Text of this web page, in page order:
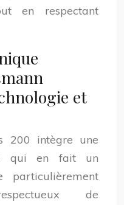
en respectant
et
200 intègre une
qui en fait un
particulièrement
de